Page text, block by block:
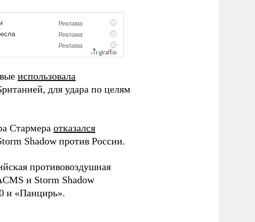
использовала
для удара по целям
Стармера отказался
Shadow против России.
противовоздушная
и Storm Shadow
и «Панцирь».